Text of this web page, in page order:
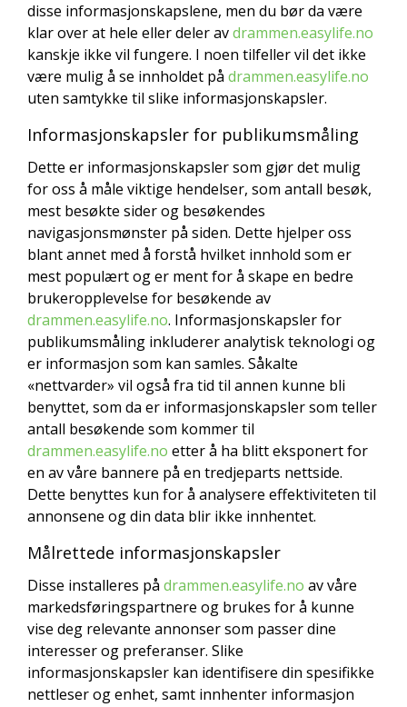
disse informasjonskapslene, men du bør da være
klar over at hele eller deler avdrammen.easylife.no
kanskje ikke vil fungere. I noen tilfeller vil det ikke
være mulig å se innholdet på drammen.easylife.no
uten samtykke til slike informasjonskapsler.
Informasjonskapsler for publikumsmåling
Dette er informasjonskapsler som gjør det mulig
for oss å måle viktige hendelser, som antall besøk,
mest besøkte sider og besøkendes
navigasjonsmønster på siden. Dette hjelper oss
blant annet med å forstå hvilket innhold som er
mest populært og er ment for å skape en bedre
brukeropplevelse for besøkende av
drammen.easylife.no. Informasjonskapsler for
publikumsmåling inkluderer analytisk teknologi og
er informasjon som kan samles. Såkalte
«nettvarder» vil også fra tid til annen kunne bli
benyttet, som da er informasjonskapsler som teller
antall besøkende som kommer til
drammen.easylife.no etter å ha blitt eksponert for
en av våre bannere på en tredjeparts nettside.
Dette benyttes kun for å analysere effektiviteten til
annonsene og din data blir ikke innhentet.
Målrettede informasjonskapsler
Disse installeres på drammen.easylife.no av våre
markedsføringspartnere og brukes for å kunne
vise deg relevante annonser som passer dine
interesser og preferanser. Slike
informasjonskapsler kan identifisere din spesifikke
nettleser og enhet, samt innhenter informasjon